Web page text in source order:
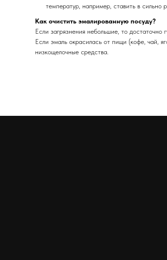
температур, например, ставить в сильно
Как очистить эмалированную посуду?
Если загрязнения небольшие, то достаточно
Если эмаль окрасилась от пищи (кофе, чай,
низкощелочные средства.